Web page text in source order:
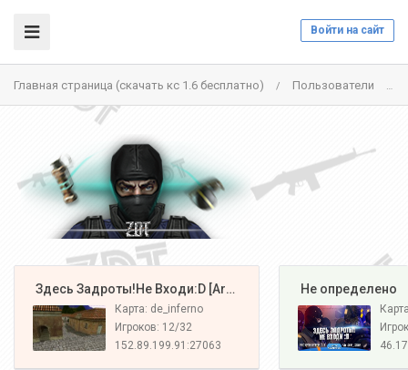
Войти на сайт
Главная страница (скачать кс 1.6 бесплатно) / Пользователи
️ Здесь Задроты!Не Входи:D [Army#1]
Карта: de_inferno
Игроков: 12/32
152.89.199.91:27063
️ Не определено